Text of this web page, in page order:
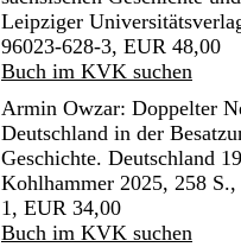
Leipziger
96023-628-3, EUR 48,00
Buch im KVK suchen
Armin Owzar: Doppelter
Deutschland in der
Geschichte. Deutschland
Kohlhammer 2025, 258
1, EUR 34,00
Buch im KVK suchen